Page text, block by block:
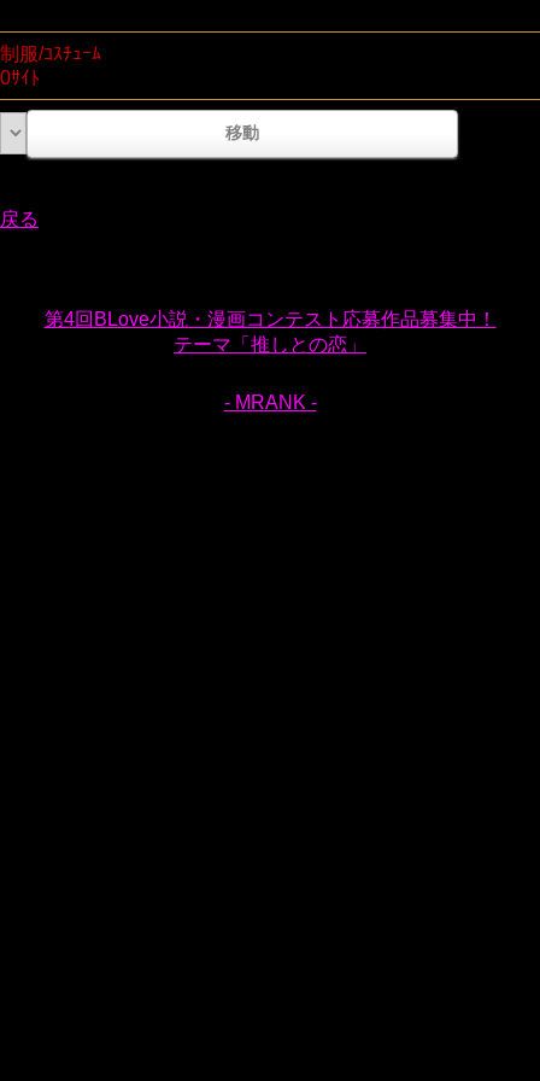
制服/ｺｽﾁｭｰﾑ
0ｻｲﾄ
戻る
第4回BLove小説・漫画コンテスト応募作品募集中！
テーマ「推しとの恋」
- MRANK -